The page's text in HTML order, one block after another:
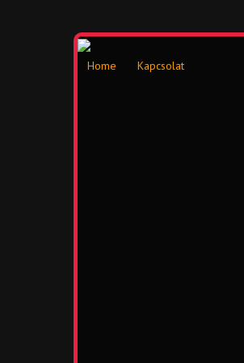
Home Kapcsolat